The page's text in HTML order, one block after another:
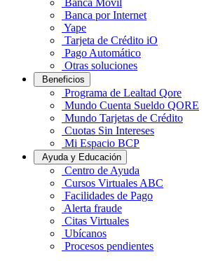
Banca Móvil
Banca por Internet
Yape
Tarjeta de Crédito iO
Pago Automático
Otras soluciones
Beneficios
Programa de Lealtad Qore
Mundo Cuenta Sueldo QORE
Mundo Tarjetas de Crédito
Cuotas Sin Intereses
Mi Espacio BCP
Ayuda y Educación
Centro de Ayuda
Cursos Virtuales ABC
Facilidades de Pago
Alerta fraude
Citas Virtuales
Ubícanos
Procesos pendientes